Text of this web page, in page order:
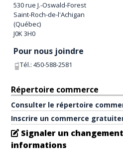
530 rue J.-Oswald-Forest
Saint-Roch-de-l'Achigan
(Québec)
J0K 3H0
Pour nous joindre
Tél.:450-588-2581
Répertoire commerce
Consulter le répertoire
Inscrire un commerce
Signaler un
informations